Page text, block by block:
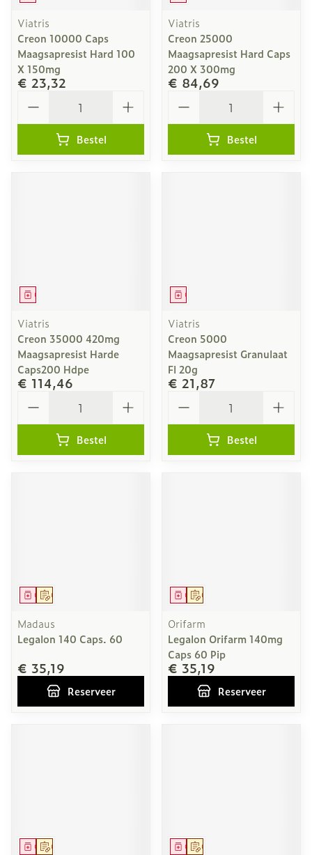
Viatris
Creon 10000 Caps
Maagsapresist Hard 100
X 150mg
€ 23,32
Bestel
Viatris
Creon 25000
Maagsapresist Hard Caps
200 X 300mg
€ 84,69
Bestel
Geneesmiddel
Viatris
Creon 35000 420mg
Maagsapresist Harde
Caps200 Hdpe
€ 114,46
Bestel
Geneesmiddel
Viatris
Creon 5000
Maagsapresist Granulaat
Fl 20g
€ 21,87
Bestel
Op voorschrift
Geneesmiddel
Madaus
Legalon 140 Caps. 60
€ 35,19
Reserveer
Op voorschrift
Geneesmiddel
Orifarm
Legalon Orifarm 140mg
Caps 60 Pip
€ 35,19
Reserveer
Op voorschrift
Geneesmiddel Op voorschrift
Geneesmiddel